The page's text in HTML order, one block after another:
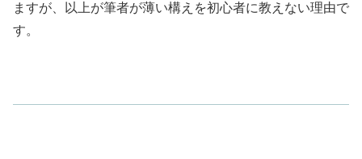
ますが、以上が筆者が薄い構えを初心者に教えない理由で
す。